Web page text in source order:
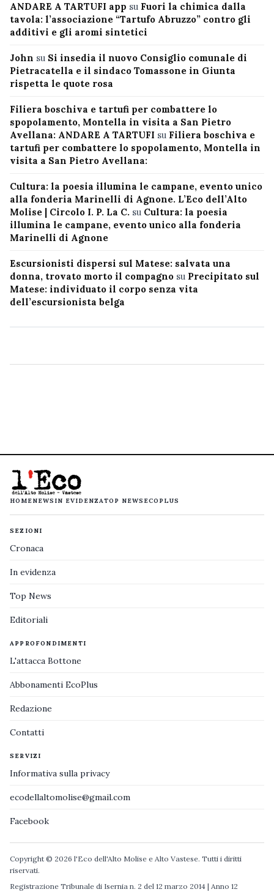
ANDARE A TARTUFI app su Fuori la chimica dalla
tavola: l’associazione “Tartufo Abruzzo” contro gli
additivi e gli aromi sintetici
John su Si insedia il nuovo Consiglio comunale di
Pietracatella e il sindaco Tomassone in Giunta
rispetta le quote rosa
Filiera boschiva e tartufi per combattere lo
spopolamento, Montella in visita a San Pietro
Avellana: ANDARE A TARTUFI su Filiera boschiva e
tartufi per combattere lo spopolamento, Montella in
visita a San Pietro Avellana:
Cultura: la poesia illumina le campane, evento unico
alla fonderia Marinelli di Agnone. L’Eco dell’Alto
Molise | Circolo I. P. La C. su Cultura: la poesia
illumina le campane, evento unico alla fonderia
Marinelli di Agnone
Escursionisti dispersi sul Matese: salvata una
donna, trovato morto il compagno su Precipitato sul
Matese: individuato il corpo senza vita
dell’escursionista belga
HOMENEWS IN EVIDENZATOP NEWS ECOPLUS
SEZIONI
Cronaca
In evidenza
Top News
Editoriali
APPROFONDIMENTI
L'attacca Bottone
Abbonamenti EcoPlus
Redazione
Contatti
SERVIZI
Informativa sulla privacy
ecodellaltomolise@gmail.com
Facebook
Copyright © 2026 l'Eco dell'Alto Molise e Alto Vastese. Tutti i diritti
riservati.
Registrazione Tribunale di Isernia n. 2 del 12 marzo 2014 | Anno 12